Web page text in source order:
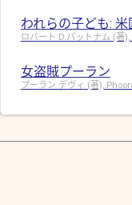
われらの子ども:
ロバート D.パットナム (著
女盗賊プーラン
プーラン デヴィ (著),